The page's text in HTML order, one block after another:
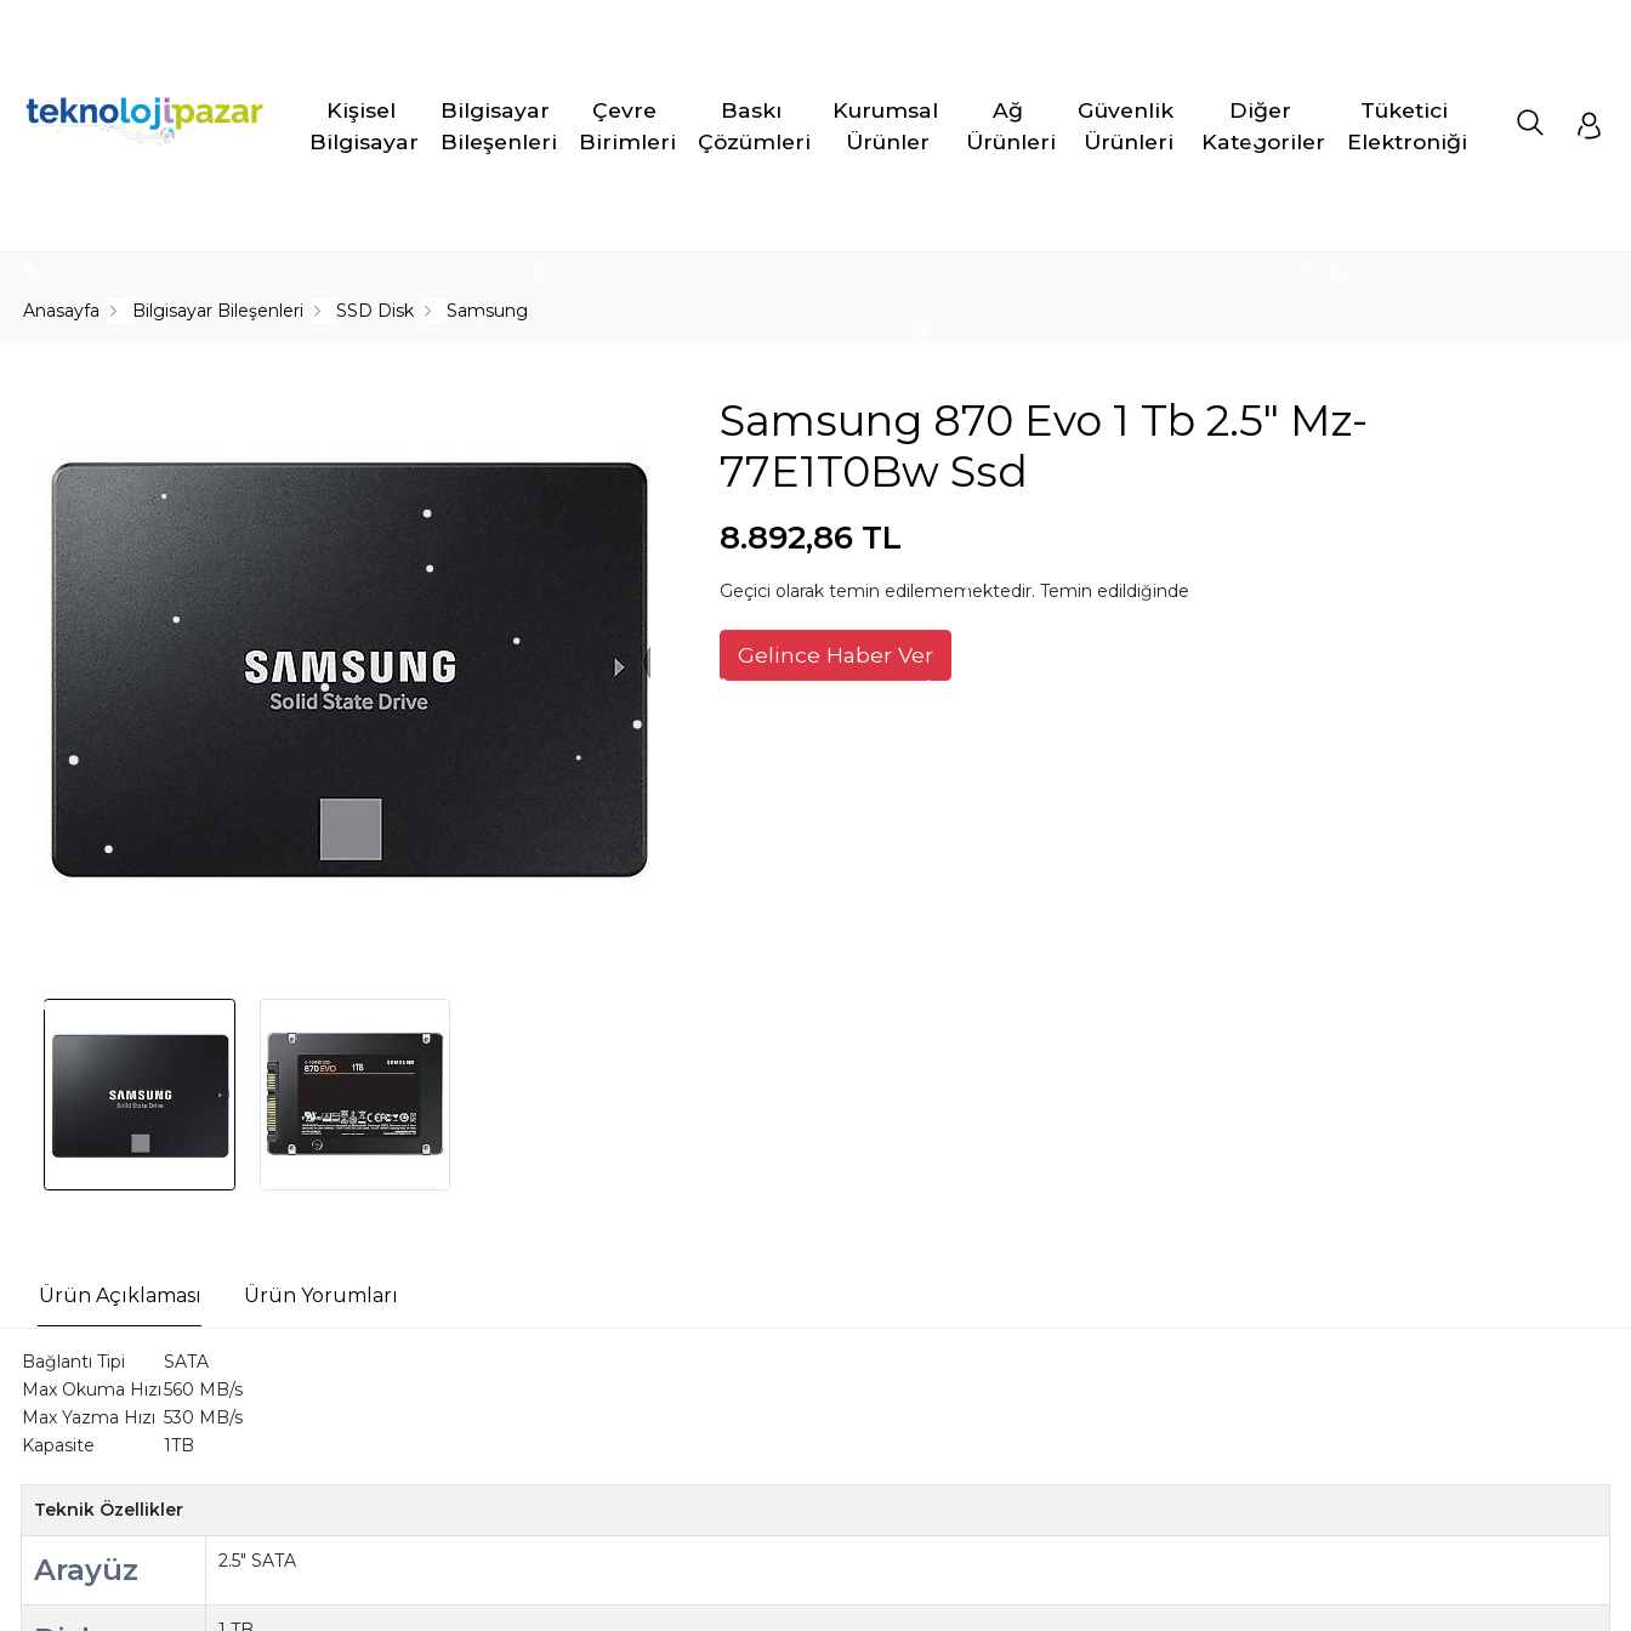
Kişisel
Bilgisayar
Bilgisayar
Bileşenleri
Çevre
Birimleri
Baskı
Çözümleri
Kurumsal
Ürünler
Ağ
Ürünleri
Güvenlik
Ürünleri
Diğer
Kategoriler
Tüketici
Elektroniği
Anasayfa Bilgisayar Bileşenleri SSD Disk Samsung
Samsung 870 Evo 1 Tb 2.5" Mz-
77E1T0Bw Ssd
8.892,86 TL
Geçici olarak temin edilememektedir. Temin edildiğinde
Gelince Haber Ver
Ürün Açıklaması Ürün Yorumları
Bağlantı Tipi
SATA
Max Okuma Hızı560 MB/s
Max Yazma Hızı 530 MB/s
Kapasite
1TB
Teknik Özellikler
Arayüz 2.5" SATA